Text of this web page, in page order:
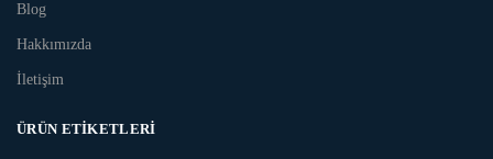
Blog
Hakkımızda
İletişim
ÜRÜN ETIKETLERI